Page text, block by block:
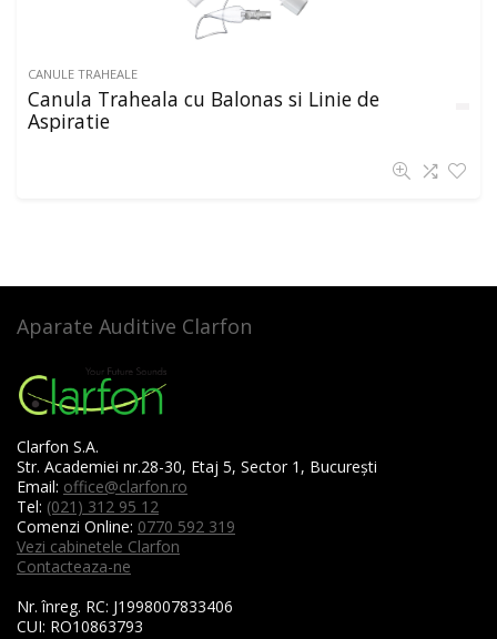
CANULE TRAHEALE
Canula Traheala cu Balonas si Linie de
Aspiratie
Aparate Auditive Clarfon
Clarfon S.A.
Str. Academiei nr.28-30, Etaj 5, Sector 1, București
Email: office@clarfon.ro
Tel: (021) 312 95 12
Comenzi Online: 0770 592 319
Vezi cabinetele Clarfon
Contacteaza-ne
Nr. înreg. RC: J1998007833406
CUI: RO10863793